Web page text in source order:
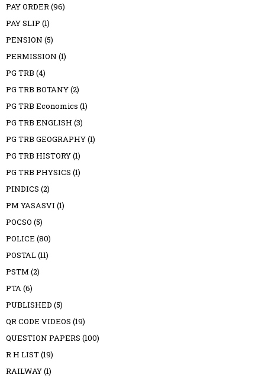
PAY ORDER(96)
PAY SLIP (1)
PENSION (5)
PERMISSION (1)
PG TRB (4)
PG TRB BOTANY(2)
PG TRB Economics (1)
PG TRB ENGLISH (3)
PG TRB GEOGRAPHY(1)
PG TRB HISTORY(1)
PG TRB PHYSICS (1)
PINDICS (2)
PM YASASVI (1)
POCSO (5)
POLICE (80)
POSTAL(11)
PSTM (2)
PTA(6)
PUBLISHED (5)
QR CODE VIDEOS (19)
QUESTION PAPERS (100)
R H LIST(19)
RAILWAY(1)